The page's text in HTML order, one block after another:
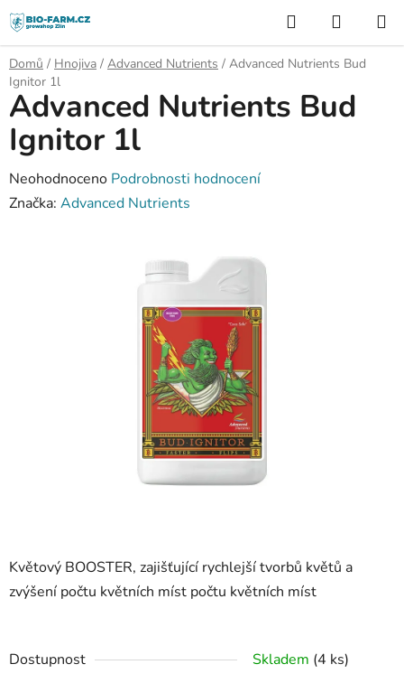
Přejít
na
obsah
Hledat
KOŠÍK
Domů / Hnojiva / Advanced Nutrients / Advanced Nutrients Bud
Ignitor 1l
Květový BOOSTER, zajišťující rychlejší tvorbů květů a
zvýšení počtu květních míst počtu květních míst
Dostupnost Skladem (4 ks)
Advanced Nutrients Bud
Ignitor 1l
Průměrné
hodnocení
Neohodnoceno Podrobnosti hodnocení
Značka: Advanced Nutrients